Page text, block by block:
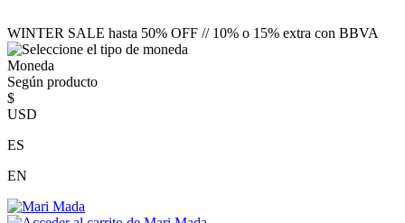
WINTER SALE hasta 50% OFF // 10% o 15% extra con BBVA
Moneda
Según producto
$
USD
ES
EN